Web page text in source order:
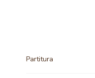
Partitura